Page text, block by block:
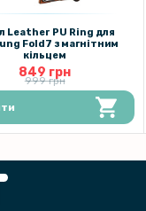
Leather PU Ring для
Fold7 з магнітним
кільцем
849 грн
999 грн